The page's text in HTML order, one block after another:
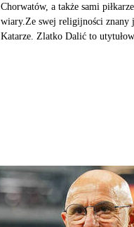
Chorwatów, a także sami
wiary.Ze swej religijności znany
Katarze. Zlatko Dalić to